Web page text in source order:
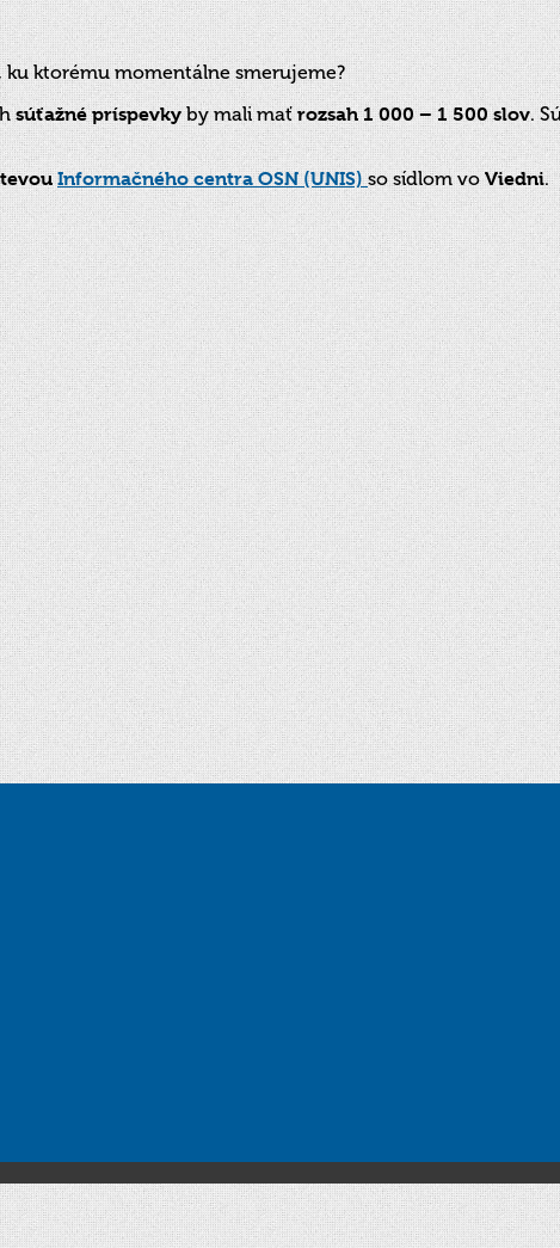
ktorému momentálne smerujeme?
súťažné príspevkyby mali maťrozsah 1 000 – 1 500 slov.
Informačného centra OSN (UNIS)so sídlom voViedni.